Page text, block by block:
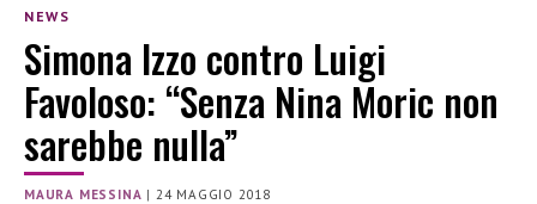
NEWS
Simona Izzo contro Luigi
Favoloso: “Senza Nina Moric non
sarebbe nulla”
MAURA MESSINA | 24 MAGGIO 2018